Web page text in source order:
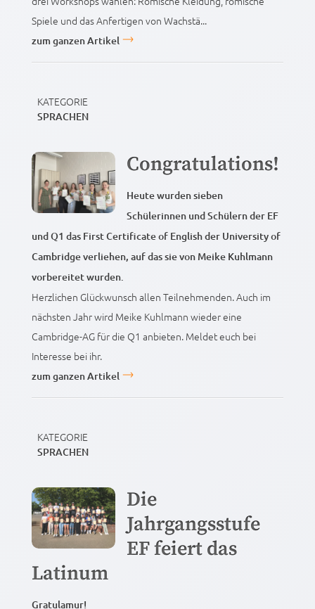
Spiele und das Anfertigen von Wachstä...
zum ganzen Artikel
KATEGORIE
SPRACHEN
Congratulations!
Heute wurden sieben
Schülerinnen und Schülern der EF
und Q1 das First Certificate of English der University of
Cambridge verliehen, auf das sie von Meike Kuhlmann
vorbereitet wurden.
Herzlichen Glückwunsch allen Teilnehmenden. Auch im
nächsten Jahr wird Meike Kuhlmann wieder eine
Cambridge-AG für die Q1 anbieten. Meldet euch bei
Interesse bei ihr.
zum ganzen Artikel
KATEGORIE
SPRACHEN
Die
Jahrgangsstufe
EF feiert das
Latinum
Gratulamur!